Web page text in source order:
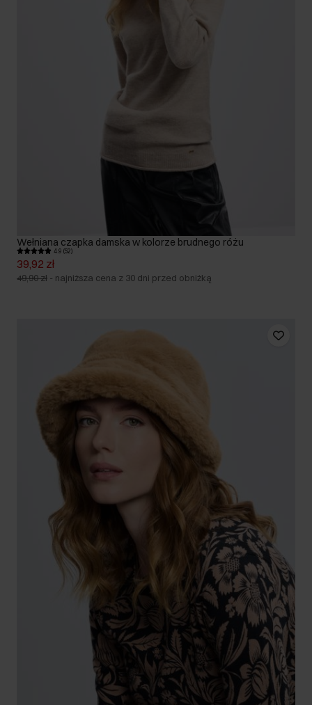
Wełniana czapka damska w kolorze brudnego różu
4.9 (52)
39,92 zł
49,90 zł - najniższa cena z 30 dni przed obniżką